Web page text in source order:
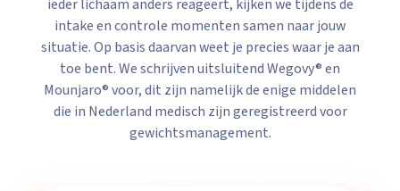
ieder lichaam anders reageert, kijken we tijdens de
intake en controle momenten samen naar jouw
situatie. Op basis daarvan weet je precies waar je aan
toe bent. We schrijven uitsluitend Wegovy® en
Mounjaro® voor, dit zijn namelijk de enige middelen
die in Nederland medisch zijn geregistreerd voor
gewichtsmanagement.